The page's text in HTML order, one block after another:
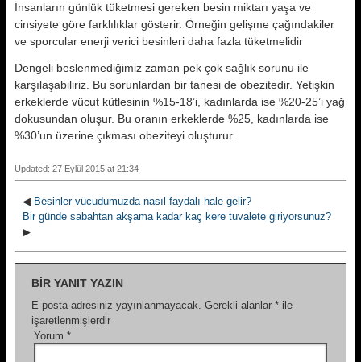
İnsanların günlük tüketmesi gereken besin miktarı yaşa ve
cinsiyete göre farklılıklar gösterir. Örneğin gelişme çağındakiler
ve sporcular enerji verici besinleri daha fazla tüketmelidir
Dengeli beslenmediğimiz zaman pek çok sağlık sorunu ile
karşılaşabiliriz. Bu sorunlardan bir tanesi de obezitedir. Yetişkin
erkeklerde vücut kütlesinin %15-18’i, kadınlarda ise %20-25’i yağ
dokusundan oluşur. Bu oranın erkeklerde %25, kadınlarda ise
%30’un üzerine çıkması obeziteyi oluşturur.
Updated: 27 Eylül 2015 at 21:34
◀ Besinler vücudumuzda nasıl faydalı hale gelir?
Bir günde sabahtan akşama kadar kaç kere tuvalete giriyorsunuz?
▶
BIR YANIT YAZIN
E-posta adresiniz yayınlanmayacak. Gerekli alanlar * ile
işaretlenmişlerdir
Yorum *